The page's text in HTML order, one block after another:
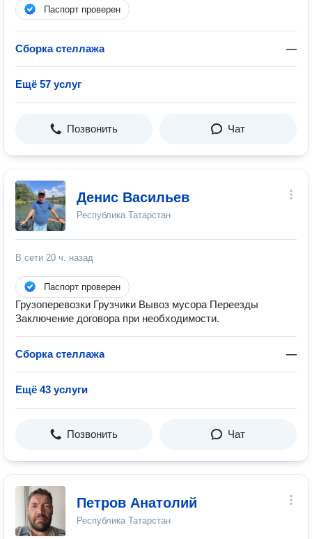
Паспорт проверен
Сборка стеллажа —
Ещё 57 услуг
Позвонить Чат
Денис Васильев
Республика Татарстан
В сети 20 ч. назад
Паспорт проверен
Грузоперевозки Грузчики Вывоз мусора Переезды
Заключение договора при необходимости.
Сборка стеллажа —
Ещё 43 услуги
Позвонить Чат
Петров Анатолий
Республика Татарстан